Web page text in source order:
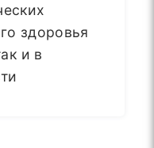
здоровья
и в